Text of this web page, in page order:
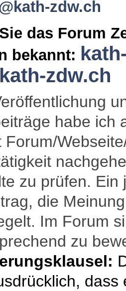
zdw.ch
das Forum
bekannt:
zdw.ch
habe ich
Forum/
zu prüfen.
die
Im Forum
zu